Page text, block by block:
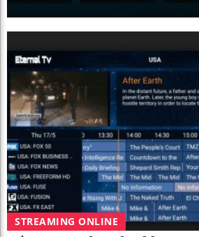
STREAMING ONLINE